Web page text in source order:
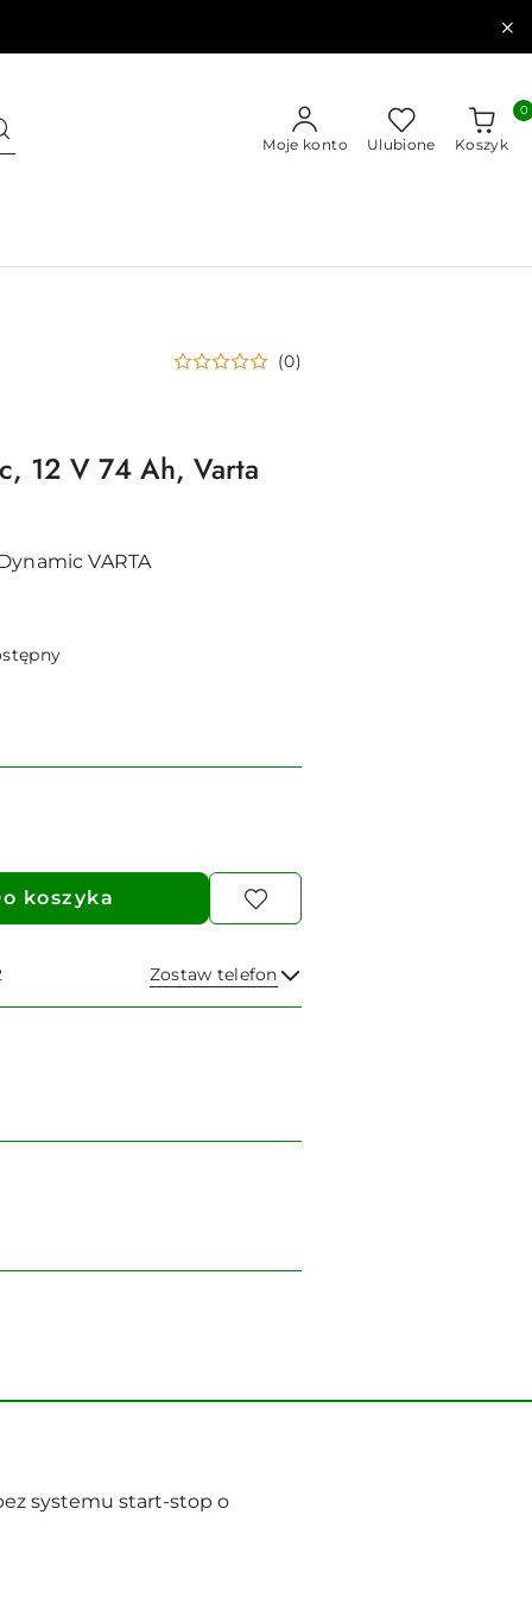
Moje konto Ulubione Koszyk
0
(0)
12 V 74 Ah, Varta
VARTA
koszyka
Zostaw telefon
Wyślij
systemu start-stop o